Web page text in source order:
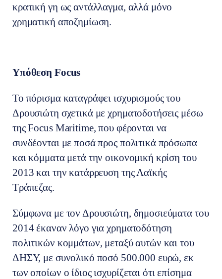
κρατική γη ως αντάλλαγμα, αλλά μόνο
χρηματική αποζημίωση.
Υπόθεση Focus
Το πόρισμα καταγράφει ισχυρισμούς του
Δρουσιώτη σχετικά με χρηματοδοτήσεις μέσω
της Focus Maritime, που φέρονται να
συνδέονται με ποσά προς πολιτικά πρόσωπα
και κόμματα μετά την οικονομική κρίση του
2013 και την κατάρρευση της Λαϊκής
Τράπεζας.
Σύμφωνα με τον Δρουσιώτη, δημοσιεύματα του
2014 έκαναν λόγο για χρηματοδότηση
πολιτικών κομμάτων, μεταξύ αυτών και του
ΔΗΣΥ, με συνολικό ποσό 500.000 ευρώ, εκ
των οποίων ο ίδιος ισχυρίζεται ότι επίσημα